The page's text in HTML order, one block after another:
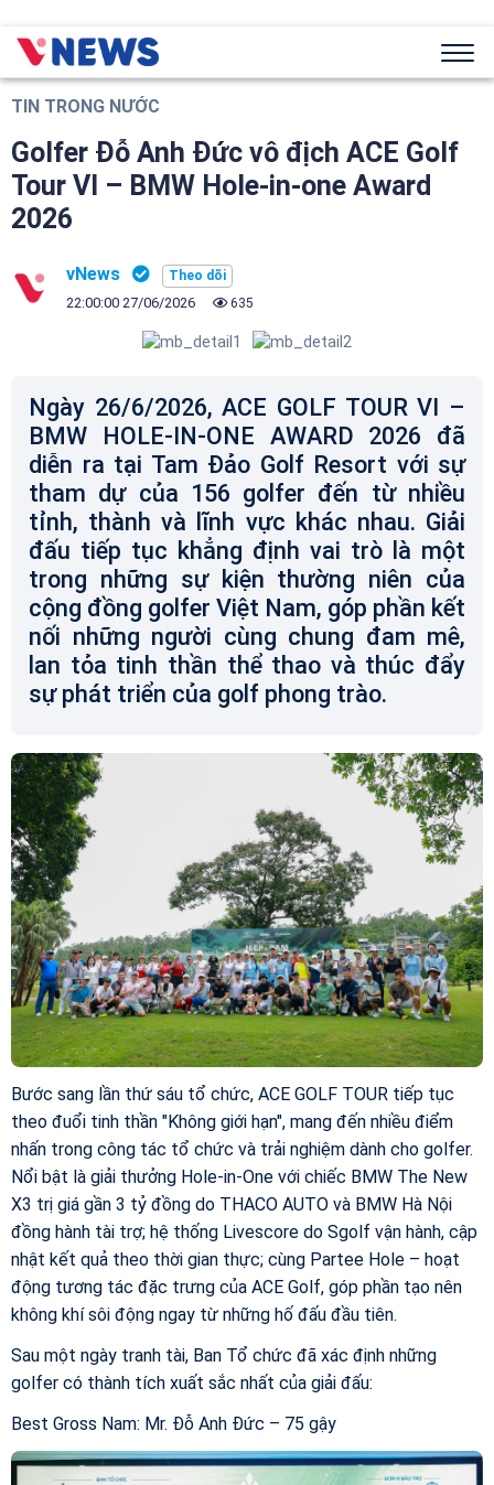
TIN TRONG NƯỚC
Golfer Đỗ Anh Đức vô địch ACE Golf
Tour VI – BMW Hole-in-one Award
2026
vNews
22:00:00 27/06/2026 635
Ngày 26/6/2026, ACE GOLF TOUR VI –
BMW HOLE-IN-ONE AWARD 2026 đã
diễn ra tại Tam Đảo Golf Resort với sự
tham dự của 156 golfer đến từ nhiều
tỉnh, thành và lĩnh vực khác nhau. Giải
đấu tiếp tục khẳng định vai trò là một
trong những sự kiện thường niên của
cộng đồng golfer Việt Nam, góp phần kết
nối những người cùng chung đam mê,
lan tỏa tinh thần thể thao và thúc đẩy
sự phát triển của golf phong trào.
Bước sang lần thứ sáu tổ chức, ACE GOLF TOUR tiếp tục
theo đuổi tinh thần "Không giới hạn", mang đến nhiều điểm
nhấn trong công tác tổ chức và trải nghiệm dành cho golfer.
Nổi bật là giải thưởng Hole-in-One với chiếc BMW The New
X3 trị giá gần 3 tỷ đồng do THACO AUTO và BMW Hà Nội
đồng hành tài trợ; hệ thống Livescore do Sgolf vận hành, cập
nhật kết quả theo thời gian thực; cùng Partee Hole – hoạt
động tương tác đặc trưng của ACE Golf, góp phần tạo nên
không khí sôi động ngay từ những hố đấu đầu tiên.
Sau một ngày tranh tài, Ban Tổ chức đã xác định những
golfer có thành tích xuất sắc nhất của giải đấu:
Best Gross Nam: Mr. Đỗ Anh Đức – 75 gậy